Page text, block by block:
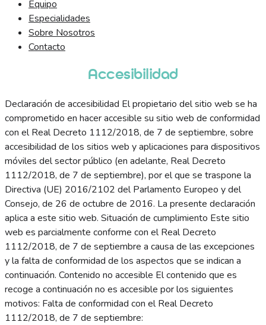
Equipo
Especialidades
Sobre Nosotros
Contacto
Accesibilidad
Declaración de accesibilidad El propietario del sitio web se ha
comprometido en hacer accesible su sitio web de conformidad
con el Real Decreto 1112/2018, de 7 de septiembre, sobre
accesibilidad de los sitios web y aplicaciones para dispositivos
móviles del sector público (en adelante, Real Decreto
1112/2018, de 7 de septiembre), por el que se traspone la
Directiva (UE) 2016/2102 del Parlamento Europeo y del
Consejo, de 26 de octubre de 2016. La presente declaración
aplica a este sitio web. Situación de cumplimiento Este sitio
web es parcialmente conforme con el Real Decreto
1112/2018, de 7 de septiembre a causa de las excepciones
y la falta de conformidad de los aspectos que se indican a
continuación. Contenido no accesible El contenido que es
recoge a continuación no es accesible por los siguientes
motivos: Falta de conformidad con el Real Decreto
1112/2018, de 7 de septiembre: